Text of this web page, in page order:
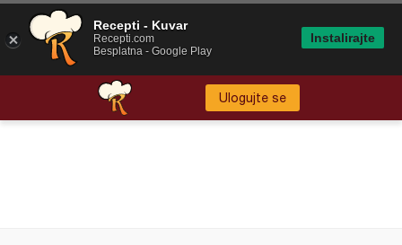
Ulogujte se
Recepti - Kuvar
Recepti.com
Besplatna - Google Play
Instalirajte